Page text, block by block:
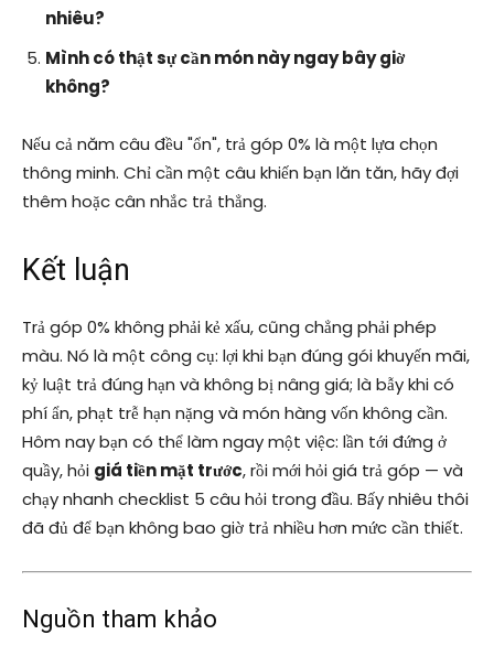
nhiêu?
Mình có thật sự cần món này ngay bây giờ
không?
Nếu cả năm câu đều "ổn", trả góp 0% là một lựa chọn
thông minh. Chỉ cần một câu khiến bạn lăn tăn, hãy đợi
thêm hoặc cân nhắc trả thẳng.
Kết luận
Trả góp 0% không phải kẻ xấu, cũng chẳng phải phép
màu. Nó là một công cụ: lợi khi bạn đúng gói khuyến mãi,
kỷ luật trả đúng hạn và không bị nâng giá; là bẫy khi có
phí ẩn, phạt trễ hạn nặng và món hàng vốn không cần.
Hôm nay bạn có thể làm ngay một việc: lần tới đứng ở
quầy, hỏi giá tiền mặt trước, rồi mới hỏi giá trả góp — và
chạy nhanh checklist 5 câu hỏi trong đầu. Bấy nhiêu thôi
đã đủ để bạn không bao giờ trả nhiều hơn mức cần thiết.
Nguồn tham khảo